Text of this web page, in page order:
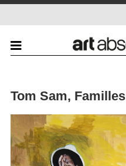
Tom Sam, Familles